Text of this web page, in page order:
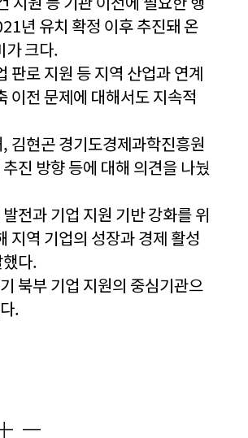
년 유치 확정 이후 추진돼 온
가 크다.
판로 지원 등 지역 산업과 연계
이전 문제에 대해서도 지속적
김현곤 경기도경제과학진흥원
진 방향 등에 대해 의견을 나눴
전과 기업 지원 기반 강화를 위
지역 기업의 성장과 경제 활성
다.
북부 기업 지원의 중심기관으
.